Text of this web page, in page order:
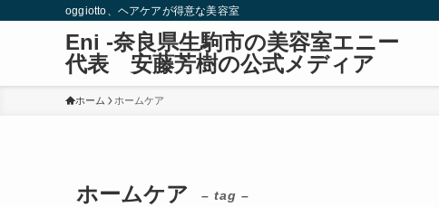
oggiotto、ヘアケアが得意な美容室
Eni -奈良県生駒市の美容室エニー
代表 安藤芳樹の公式メディア
ホーム ホームケア
ホームケア – tag –